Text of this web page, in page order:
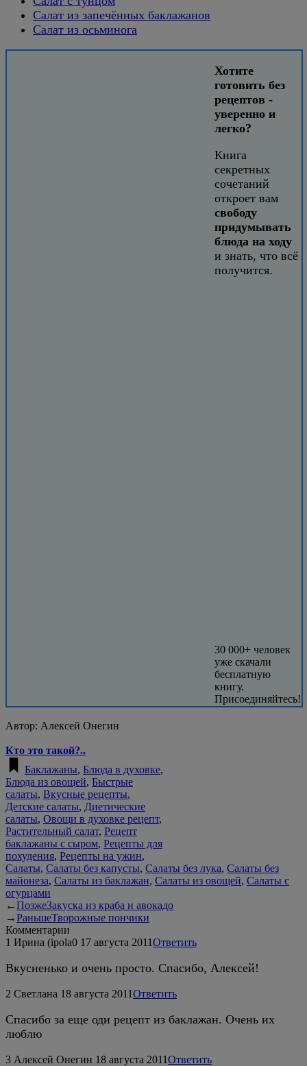
Салат из запечённых баклажанов
Салат из осьминога
Хотите
готовить без
рецептов -
уверенно и
легко?
Книга
секретных
сочетаний
откроет вам
свободу
придумывать
блюда на ходу
и знать, что всё
получится.
30 000+ человек
уже скачали
бесплатную
книгу.
Присоединяйтесь!
Автор: Алексей Онегин
Кто это такой?..
Баклажаны, Блюда в духовке,
Блюда из овощей, Быстрые
салаты, Вкусные рецепты,
Детские салаты, Диетические
салаты, Овощи в духовке рецепт,
Растительный салат, Рецепт
баклажаны с сыром, Рецепты для
похудения, Рецепты на ужин,
Салаты, Салаты без капусты, Салаты без лука, Салаты без
майонеза, Салаты из баклажан, Салаты из овощей, Салаты с
огурцами
←ПозжеЗакуска из краба и авокадо
→РаньшеТворожные пончики
Комментарии
1 Ирина (ipola0 17 августа 2011Ответить
Вкусненько и очень просто. Спасибо, Алексей!
2 Светлана 18 августа 2011Ответить
Спасибо за еще оди рецепт из баклажан. Очень их
люблю
3 Алексей Онегин 18 августа 2011Ответить